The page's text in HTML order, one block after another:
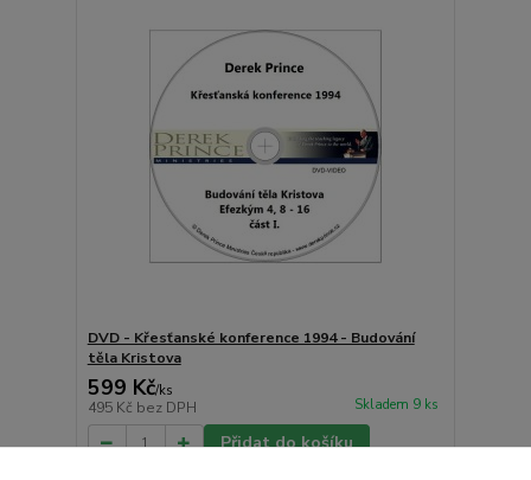
DVD - Křesťanské konference 1994 - Budování
těla Kristova
599 Kč/ks
495 Kč bez DPH Skladem 9 ks
Přidat do košíku